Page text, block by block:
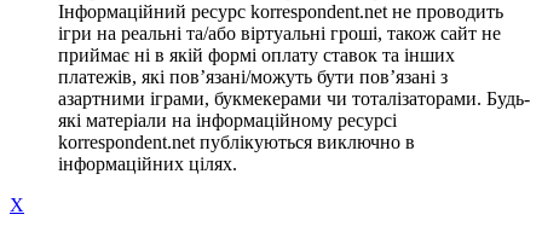
Інформаційний ресурс korrespondent.net не проводить
ігри на реальні та/або віртуальні гроші, також сайт не
приймає ні в якій формі оплату ставок та інших
платежів, які пов’язані/можуть бути пов’язані з
азартними іграми, букмекерами чи тоталізаторами. Будь-
які матеріали на інформаційному ресурсі
korrespondent.net публікуються виключно в
інформаційних цілях.
X